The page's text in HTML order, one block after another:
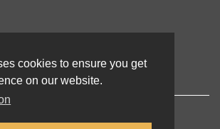
cookies to ensure you get
on our website.